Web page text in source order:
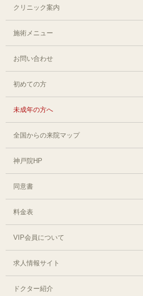
クリニック案内
施術メニュー
お問い合わせ
初めての方
未成年の方へ
全国からの来院マップ
神戸院HP
同意書
料金表
VIP会員について
求人情報サイト
ドクター紹介